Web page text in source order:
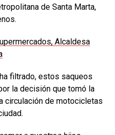
de Santa Marta,
Alcaldesa
filtrado, estos saqueos
la decisión que tomó la
circulación de motocicletas